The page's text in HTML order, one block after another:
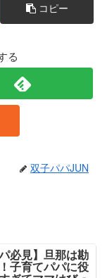
コピー
る
双子パパJUN
必見】旦那は勘
子育てパパに役